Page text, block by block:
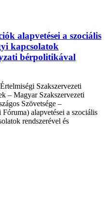
alapvetései a szociális
kapcsolatok
bérpolitikával
Szakszervezeti
– Magyar Szakszervezeti
Szövetsége –
alapvetései a szociális
rendszerével és